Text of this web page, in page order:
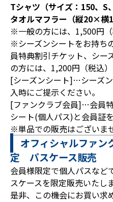
Tシャツ（サイズ：150、S
タオルマフラー（縦20×横
※一般の方には、1,500円（
※シーズンシートをお持ち
員特典割引チケット、シー
の方には、1,200円（税込）
[シーズンシート]…シーズ
入時にご提示ください。
[ファンクラブ会員]…会員
シート(個人パス)と会員証
※単品での販売はございま
オフィシャルファ
定 パスケース販売
会員様限定で個人パスなど
スケースを限定販売いたしま
是非、この機会にお買い求